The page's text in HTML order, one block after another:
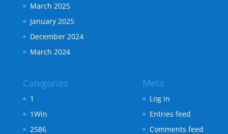
March 2025
January 2025
December 2024
March 2024
Categories
1
1Win
2586
Meta
Log in
Entries feed
Comments feed